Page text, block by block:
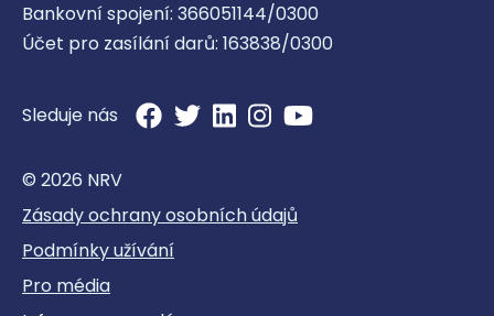
Bankovní spojení: 366051144/0300
Účet pro zasílání darů: 163838/0300
Sleduje nás
© 2026 NRV
Zásady ochrany osobních údajů
Podmínky užívání
Pro média